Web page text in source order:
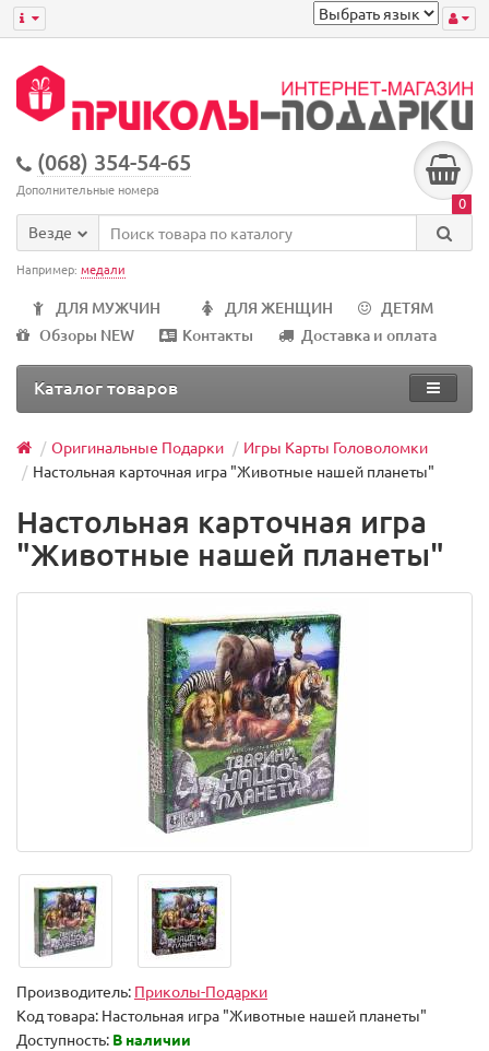
(068) 354-54-65
Дополнительные номера
0
Везде
Например: медали
ДЛЯ МУЖЧИН ДЛЯ ЖЕНЩИН
ДЕТЯМ
Обзоры NEW
Контакты Доставка и оплата
Каталог товаров
Оригинальные Подарки
Игры Карты Головоломки
Настольная карточная игра "Животные нашей планеты"
Настольная карточная игра
"Животные нашей планеты"
Производитель: Приколы-Подарки
Код товара: Настольная игра "Животные нашей планеты"
Доступность: В наличии